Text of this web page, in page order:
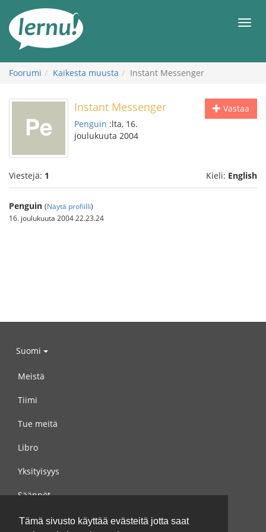
Tämä sivusto käyttää evästeitä jotta saat
sisältöön
Foorumi Kaikesta muusta Instant Messenger
Vastaa
Instant Messenger
Penguin :lta, 16.
joulukuuta 2004
Viestejä: 1 Kieli: English
Penguin (Näytä profiilli)
16. joulukuuta 2004 22.23.24
Suomi
Meistä
Tiimi
Tue meitä
Libro
Yksityisyys
Säännöt
Ota yhteyttä meihin